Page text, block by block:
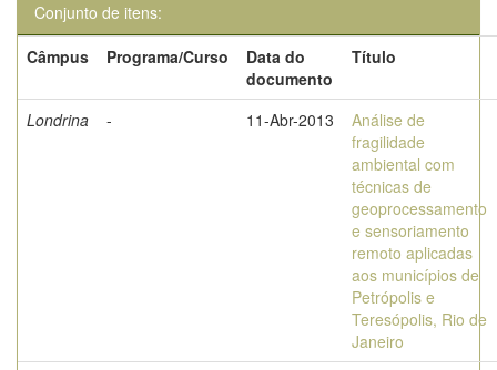
Conjunto de itens:
Câmpus
Programa/Curso
Data do
documento
Título
Londrina - 11-Abr-2013
Análise de
fragilidade
ambiental com
técnicas de
geoprocessamento
e sensoriamento
remoto aplicadas
aos municípios de
Petrópolis e
Teresópolis, Rio de
Janeiro